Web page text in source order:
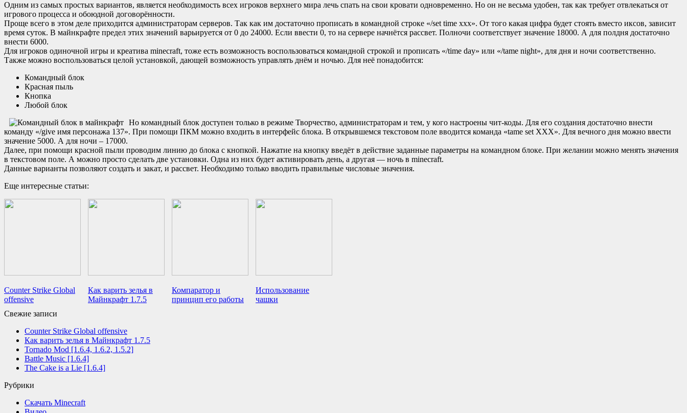
Одним из самых простых вариантов, является необходимость всех игроков верхнего мира лечь спать на свои кровати одновременно. Но он не весьма удобен, так как требует отвлекаться от
игрового процесса и обоюдной договорённости.
Проще всего в этом деле приходится администраторам серверов. Так как им достаточно прописать в командной строке «/set time ххх». От того какая цифра будет стоять вместо иксов, зависит
время суток. В майнкрафте предел этих значений варьируется от 0 до 24000. Если ввести 0, то на сервере начнётся рассвет. Полночи соответствует значение 18000. А для полдня достаточно
внести 6000.
Для игроков одиночной игры и креатива minecraft, тоже есть возможность воспользоваться командной строкой и прописать «/time day» или «/tame night», для дня и ночи соответственно.
Также можно воспользоваться целой установкой, дающей возможность управлять днём и ночью. Для неё понадобится:
Командный блок
Красная пыль
Кнопка
Любой блок
Но командный блок доступен только в режиме Творчество, администраторам и тем, у кого настроены чит-коды. Для его создания достаточно внести
команду «/give имя персонажа 137». При помощи ПКМ можно входить в интерфейс блока. В открывшемся текстовом поле вводится команда «tame set ХХХ». Для вечного дня можно ввести
значение 5000. А для ночи – 17000.
Далее, при помощи красной пыли проводим линию до блока с кнопкой. Нажатие на кнопку введёт в действие заданные параметры на командном блоке. При желании можно менять значения
в текстовом поле. А можно просто сделать две установки. Одна из них будет активировать день, а другая — ночь в minecraft.
Данные варианты позволяют создать и закат, и рассвет. Необходимо только вводить правильные числовые значения.
Еще интересные статьи:
Counter Strike Global
offensive
Как варить зелья в
Майнкрафт 1.7.5
Компаратор и
принцип его работы
Использование
чашки
Свежие записи
Counter Strike Global offensive
Как варить зелья в Майнкрафт 1.7.5
Tornado Mod [1.6.4, 1.6.2, 1.5.2]
Battle Music [1.6.4]
The Cake is a Lie [1.6.4]
Рубрики
Cкачать Minecraft